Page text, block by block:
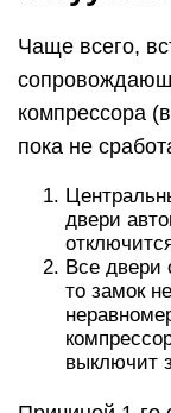
Чаще всего,
компрессора
пока не
двери
Все двери
то замок
выключит